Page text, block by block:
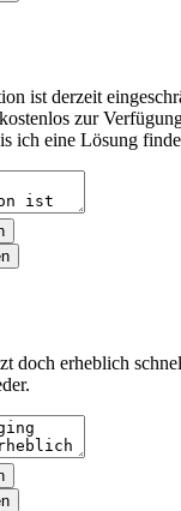
ist derzeit
zur
ich eine Lösung
doch erheblich